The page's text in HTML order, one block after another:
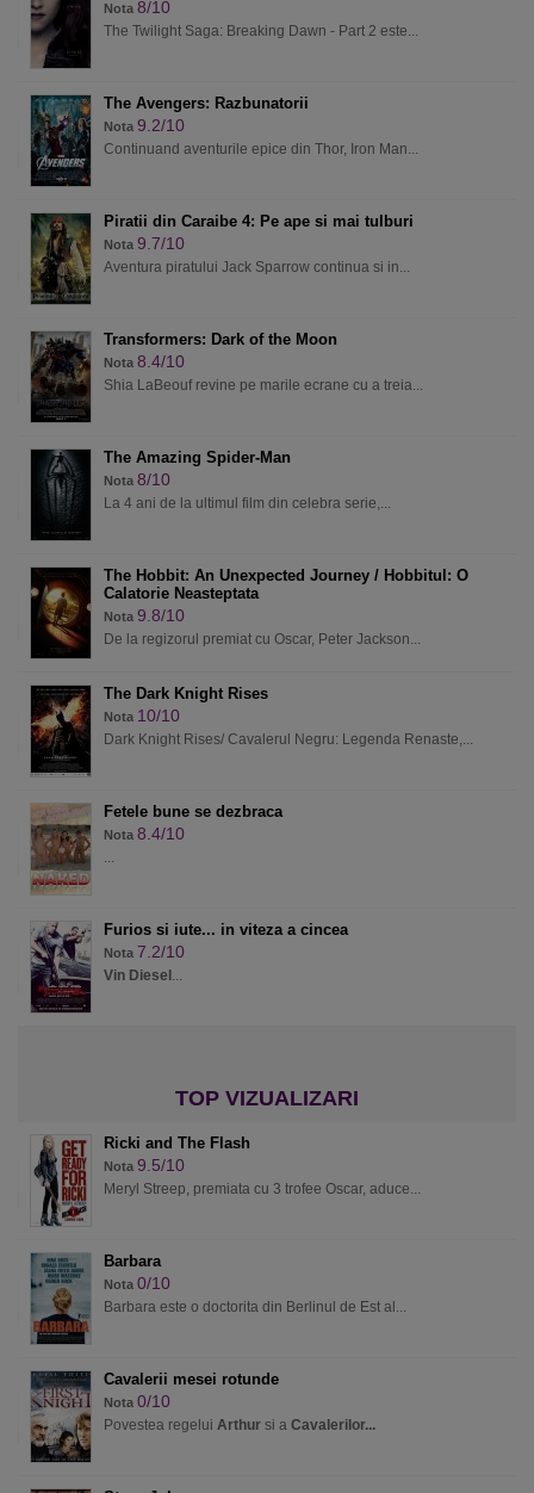
Nota 8/10
The Twilight Saga: Breaking Dawn - Part 2 este...
The Avengers: Razbunatorii
Nota 9.2/10
Continuand aventurile epice din Thor, Iron Man...
Piratii din Caraibe 4: Pe ape si mai tulburi
Nota 9.7/10
Aventura piratului Jack Sparrow continua si in...
Transformers: Dark of the Moon
Nota 8.4/10
Shia LaBeouf revine pe marile ecrane cu a treia...
The Amazing Spider-Man
Nota 8/10
La 4 ani de la ultimul film din celebra serie,...
The Hobbit: An Unexpected Journey / Hobbitul: O
Calatorie Neasteptata
Nota 9.8/10
De la regizorul premiat cu Oscar, Peter Jackson...
The Dark Knight Rises
Nota 10/10
Dark Knight Rises/ Cavalerul Negru: Legenda Renaste,...
Fetele bune se dezbraca
Nota 8.4/10
...
Furios si iute... in viteza a cincea
Nota 7.2/10
Vin Diesel ...
Ricki and The Flash
Nota 9.5/10
Meryl Streep, premiata cu 3 trofee Oscar, aduce...
Barbara
Nota 0/10
Barbara este o doctorita din Berlinul de Est al...
Cavalerii mesei rotunde
Nota 0/10
Povestea regelui Arthur si a Cavalerilor...